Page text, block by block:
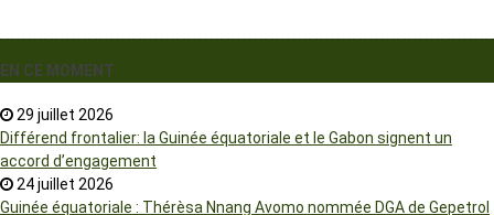
EN CE MOMENT
29 juillet 2026
Différend frontalier: la Guinée équatoriale et le Gabon signent un
accord d’engagement
24 juillet 2026
Guinée équatoriale : Thérèsa Nnang Avomo nommée DGA de Gepetrol